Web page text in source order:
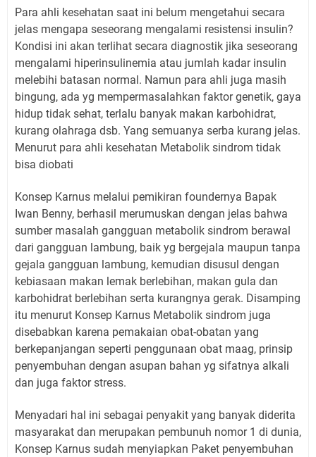
Para ahli kesehatan saat ini belum mengetahui secara
jelas mengapa seseorang mengalami resistensi insulin?
Kondisi ini akan terlihat secara diagnostik jika seseorang
mengalami hiperinsulinemia atau jumlah kadar insulin
melebihi batasan normal. Namun para ahli juga masih
bingung, ada yg mempermasalahkan faktor genetik, gaya
hidup tidak sehat, terlalu banyak makan karbohidrat,
kurang olahraga dsb. Yang semuanya serba kurang jelas.
Menurut para ahli kesehatan Metabolik sindrom tidak
bisa diobati
Konsep Karnus melalui pemikiran foundernya Bapak
Iwan Benny, berhasil merumuskan dengan jelas bahwa
sumber masalah gangguan metabolik sindrom berawal
dari gangguan lambung, baik yg bergejala maupun tanpa
gejala gangguan lambung, kemudian disusul dengan
kebiasaan makan lemak berlebihan, makan gula dan
karbohidrat berlebihan serta kurangnya gerak. Disamping
itu menurut Konsep Karnus Metabolik sindrom juga
disebabkan karena pemakaian obat-obatan yang
berkepanjangan seperti penggunaan obat maag, prinsip
penyembuhan dengan asupan bahan yg sifatnya alkali
dan juga faktor stress.
Menyadari hal ini sebagai penyakit yang banyak diderita
masyarakat dan merupakan pembunuh nomor 1 di dunia,
Konsep Karnus sudah menyiapkan Paket penyembuhan